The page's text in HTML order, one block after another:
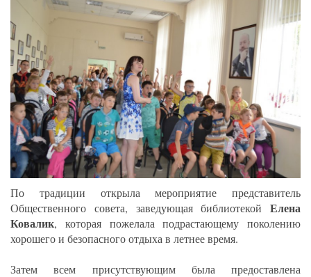
По традиции открыла мероприятие представитель
Общественного совета, заведующая библиотекой Елена
Ковалик, которая пожелала подрастающему поколению
хорошего и безопасного отдыха в летнее время.
Затем всем присутствующим была предоставлена